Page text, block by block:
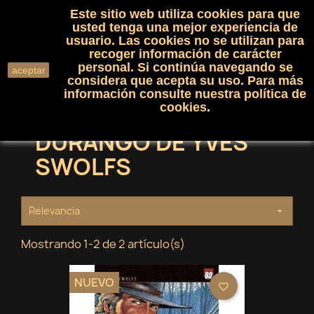
shopping_cart(0)

search
DURANGO DE YVES
SWOLFS
Relevancia 
Mostrando 1-2 de 2 artículo(s)
NUEVO favorite_border
aceptar
Este sitio web utiliza cookies para que
usted tenga una mejor experiencia de
usuario. Las cookies no se utilizan para
recoger información de carácter
personal. Si continúa navegando se
considera que acepta su uso. Para más
información consulte nuestra política de
cookies.